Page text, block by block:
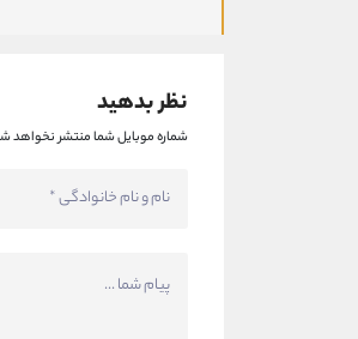
نظر بدهید
شماره موبایل شما منتشر نخواهد